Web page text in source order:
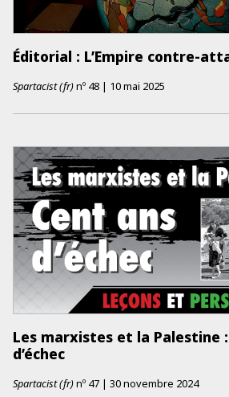
Éditorial : L’Empire contre-
Spartacist (fr)nº 48 | 10 mai 2025
Les marxistes et la Palestine
d’échec
Spartacist (fr)nº 47 | 30 novembre 2024